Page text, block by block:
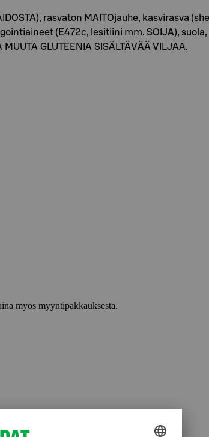
rasvaton MAITOjauhe, kasvirasva
(E472c, lesitiini mm. SOIJA),
GLUTEENIA SISÄLTÄVÄÄ VILJAA.
myös myyntipakkauksesta.